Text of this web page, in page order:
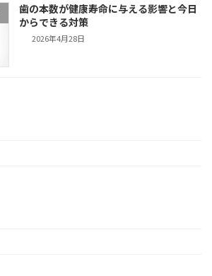
歯の本数が健康寿命に与える影響と今日
からできる対策
2026年4月28日